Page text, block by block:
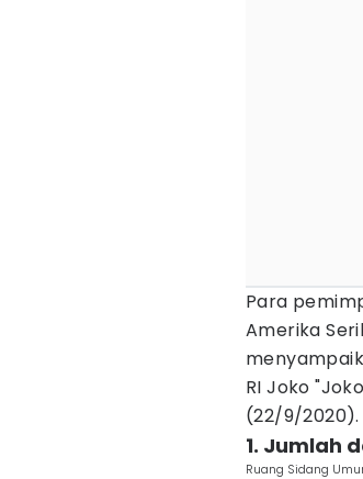
Para
Amerika
RI Joko
(22/9/2020).
1. Jumlah
Ruang Sidang